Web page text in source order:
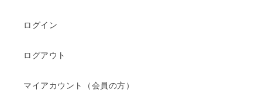
ログイン
ログアウト
マイアカウント（会員の方）